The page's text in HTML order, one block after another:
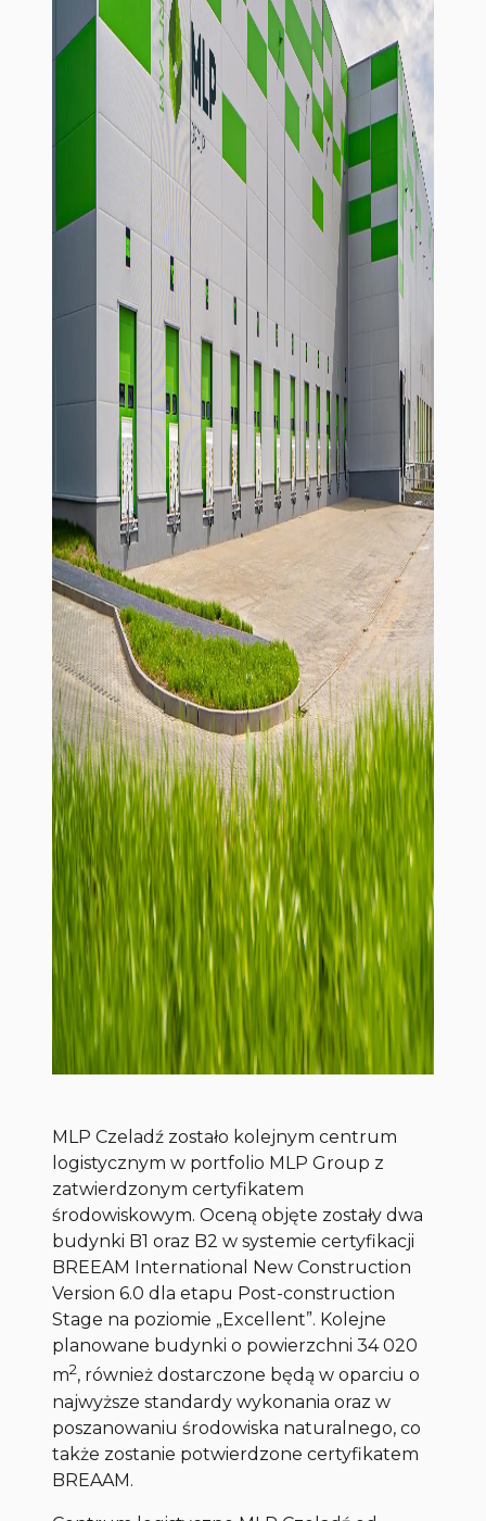
MLP Czeladź zostało kolejnym centrum
logistycznym w portfolio MLP Group z
zatwierdzonym certyfikatem
środowiskowym. Oceną objęte zostały dwa
budynki B1 oraz B2 w systemie certyfikacji
BREEAM International New Construction
Version 6.0 dla etapu Post-construction
Stage na poziomie „Excellent”. Kolejne
planowane budynki o powierzchni 34 020
m2, również dostarczone będą w oparciu o
najwyższe standardy wykonania oraz w
poszanowaniu środowiska naturalnego, co
także zostanie potwierdzone certyfikatem
BREAAM.